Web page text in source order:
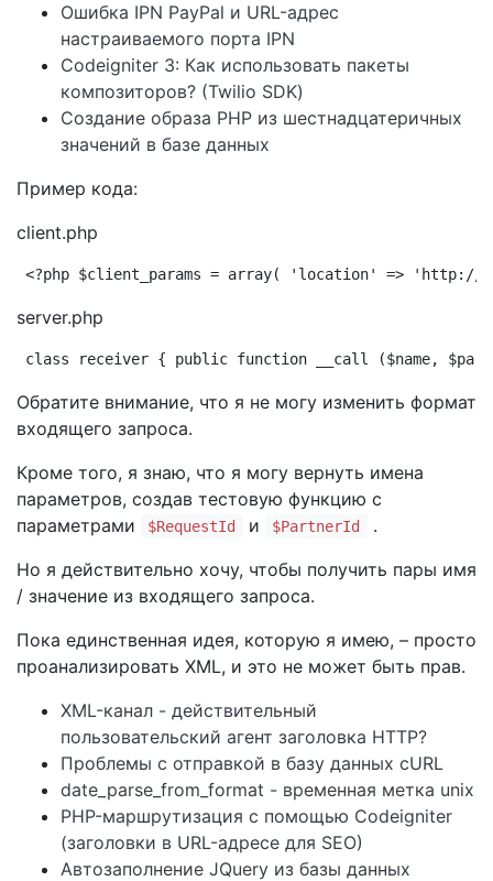
Ошибка IPN PayPal и URL-адрес
настраиваемого порта IPN
Codeigniter 3: Как использовать пакеты
композиторов? (Twilio SDK)
Создание образа PHP из шестнадцатеричных
значений в базе данных
Пример кода:
client.php
<?php $client_params = array( 'location' => 'http://
server.php
class receiver { public function __call ($name,
Обратите внимание, что я не могу изменить формат
входящего запроса.
Кроме того, я знаю, что я могу вернуть имена
параметров, создав тестовую функцию с
параметрами
$RequestId и $PartnerId
.
Но я действительно хочу, чтобы получить пары имя
/ значение из входящего запроса.
Пока единственная идея, которую я имею, – просто
проанализировать XML, и это не может быть прав.
XML-канал - действительный
пользовательский агент заголовка HTTP?
Проблемы с отправкой в ​​базу данных cURL
date_parse_from_format - временная метка unix
PHP-маршрутизация с помощью Codeigniter
(заголовки в URL-адресе для SEO)
Автозаполнение JQuery из базы данных